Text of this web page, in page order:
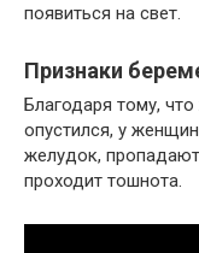
появиться на свет.
Признаки
Благодаря тому,
опустился, у
желудок,
проходит тошнота.